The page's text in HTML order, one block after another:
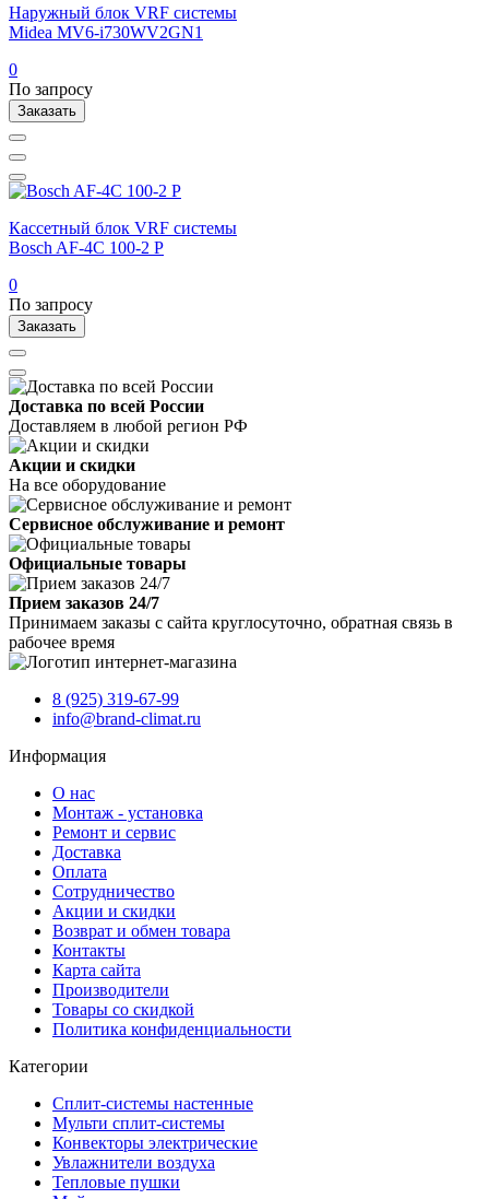
Наружный блок VRF системы
Midea MV6-i730WV2GN1
0
По запросу
Заказать
Кассетный блок VRF системы
Bosch AF-4C 100-2 P
0
По запросу
Заказать
Доставка по всей России
Доставляем в любой регион РФ
Акции и скидки
На все оборудование
Сервисное обслуживание и ремонт
Официальные товары
Прием заказов 24/7
Принимаем заказы с сайта круглосуточно, обратная связь в
рабочее время
8 (925) 319-67-99
info@brand-climat.ru
Информация
О нас
Монтаж - установка
Ремонт и сервис
Доставка
Оплата
Сотрудничество
Акции и скидки
Возврат и обмен товара
Контакты
Карта сайта
Производители
Товары со скидкой
Политика конфиденциальности
Категории
Сплит-системы настенные
Мульти сплит-системы
Конвекторы электрические
Увлажнители воздуха
Тепловые пушки